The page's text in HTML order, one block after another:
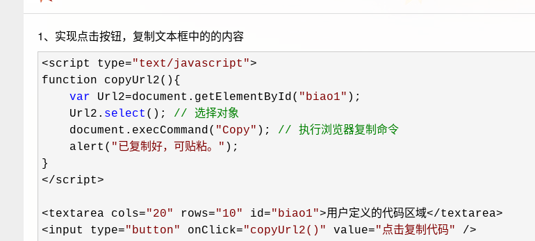
1、实现点击按钮，复制文本框中的的内容
<script type="text/javascript ">
function copyUrl2(){
var Url2=document.getElementById( "biao1" );
    Url2.
select (); // 选择对象
    document.execCommand(
"Copy" ); // 执行浏览器复制命令
    alert(
" 已复制好，可贴粘。 " );
</script>
<textarea cols="20" rows="10" id="biao1">用户定义的代码区域</textarea>
<input type="button" onClick="copyUrl2() " value="点击复制代码" />